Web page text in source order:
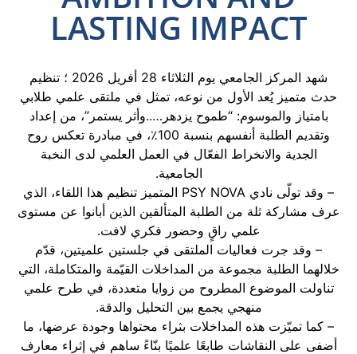
LASTING IMPACT
شهد المركز الجامعي يوم الثلاثاء 28 أفريل 2026 ؛ تنظيم
حدث متميز يُعد الأول من نوعه، تمثل في ملتقى علمي طلابي
بامتياز والموسوم: “طموح يزدهر…..وأثر يستمر”، من إعداد
وتقديم الطلبة أنفسهم بنسبة 100٪، في مبادرة تعكس روح
الجدية والانخراط الفعّال في العمل العلمي لدى النخبة
الجامعية.
– وقد تولّى نادي PSY NOVA المتميز تنظيم هذا اللقاء، الذي
عرف مشاركة ثلة من الطلبة المتألقين الذين أبانوا عن مستوى
علمي راقٍ وحضور فكري لافت.
– وقد جرت فعاليات الملتقى في جلستين علميتين، قدّم
خلالهما الطلبة مجموعة من المداخلات القيّمة والمتكاملة، التي
تناولت الموضوع المطروح من زوايا متعددة، في طرح علمي
منهجي يجمع بين التحليل والدقة.
– كما تميّزت هذه المداخلات بثراء محتواها وجودة عرضها، ما
أضفى على النقاشات طابعًا علميًا بنّاءً ساهم في إثراء معارف